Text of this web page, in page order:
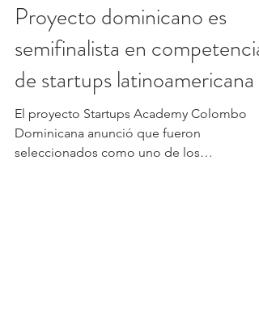
Proyecto dominicano es
semifinalista en competencia
de startups latinoamericana
El proyecto Startups Academy Colombo
Dominicana anunció que fueron
seleccionados como uno de los